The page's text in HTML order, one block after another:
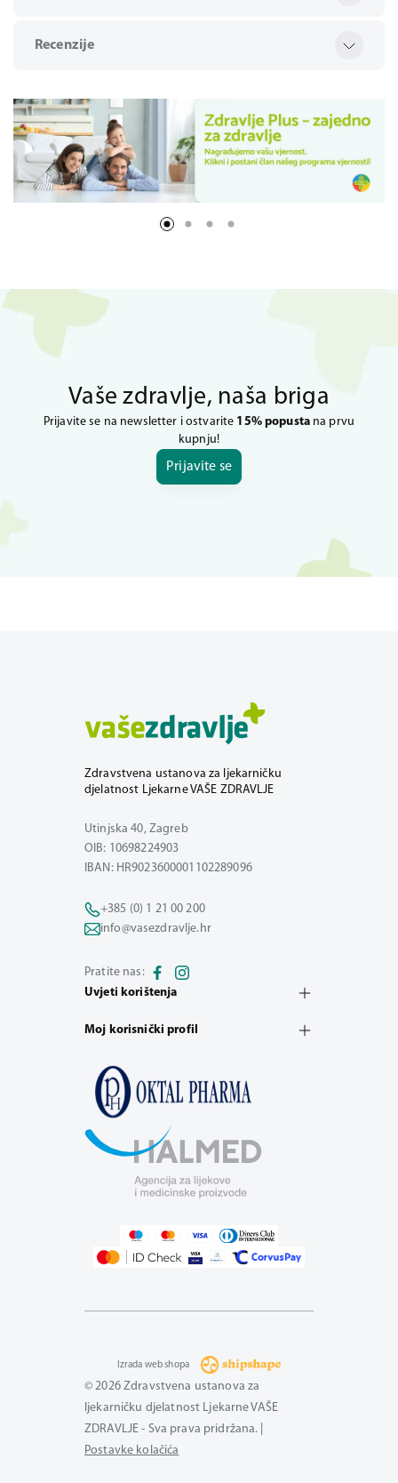
Recenzije
Vaše zdravlje, naša briga
Prijavite se na newsletter i ostvarite 15% popustana prvu
kupnju!
Prijavite se
Zdravstvena ustanova za ljekarničku
djelatnost Ljekarne VAŠE ZDRAVLJE
Utinjska 40, Zagreb
OIB: 10698224903
IBAN: HR9023600001102289096
+385 (0) 1 21 00 200
info@vasezdravlje.hr
Pratite nas:
Uvjeti korištenja
Moj korisnički profil
© 2026 Zdravstvena ustanova za
ljekarničku djelatnost Ljekarne VAŠE
ZDRAVLJE - Sva prava pridržana. |
Postavke kolačića
Izrada web shopa